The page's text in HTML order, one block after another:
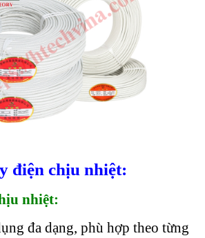
điện chịu nhiệt:
nhiệt:
đa dạng, phù hợp theo từng